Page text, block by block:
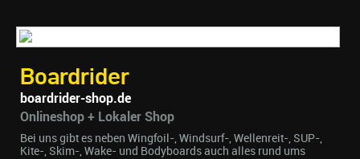
Boardrider
boardrider-shop.de
Onlineshop + Lokaler Shop
Bei uns gibt es neben Wingfoil-, Windsurf-, Wellenreit-, SUP-,
Kite-, Skim-, Wake- und Bodyboards auch alles rund ums